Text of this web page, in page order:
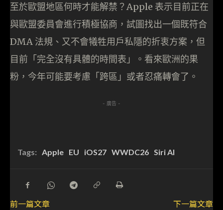
至於歐盟地區何時才能解禁？Apple 表示目前正在
與歐盟委員會進行積極協商，試圖找出一個既符合
DMA 法規、又不會犧牲用戶私隱的折衷方案，但
目前「完全沒有具體的時間表」。看來歐洲的果
粉，今年可能要考慮「跨區」或者忍痛轉會了。
- 廣告 -
Tags: Apple EU iOS27 WWDC26 Siri AI
前一篇文章
下一篇文章